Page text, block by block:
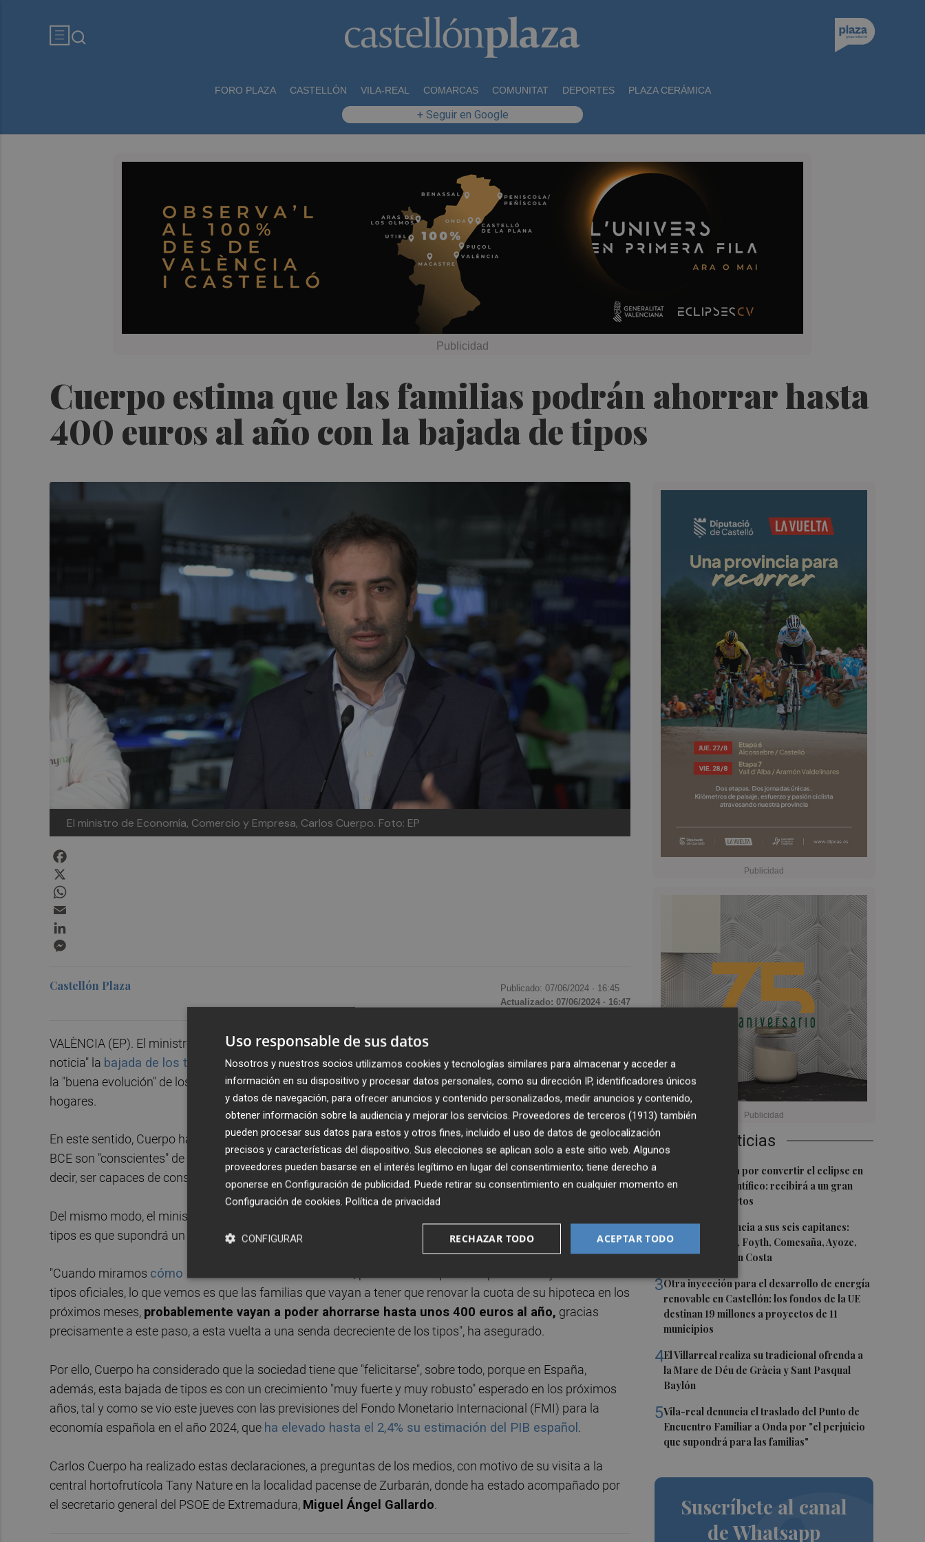
FORO PLAZA CASTELLÓN VILA-REAL COMARCAS COMUNITAT DEPORTES PLAZA CERÁMICA
+ Seguir en Google
Cuerpo estima que las familias podrán ahorrar hasta
400 euros al año con la bajada de tipos
El ministro de Economía, Comercio y Empresa, Carlos Cuerpo. Foto: EP
Últimas Noticias
1
Castelló apuesta por convertir el eclipse en
un referente científico: recibirá a un gran
equipo de expertos
2El Villarreal anuncia a sus seis capitanes:
Gerard Moreno, Foyth, Comesaña, Ayoze,
Cardona y Logan Costa
3Otra inyección para el desarrollo de energía
renovable en Castellón: los fondos de la UE
destinan 19 millones a proyectos de 11
municipios
4El Villarreal realiza su tradicional ofrenda a
la Mare de Déu de Gràcia y Sant Pasqual
Baylón
5Vila-real denuncia el traslado del Punto de
Encuentro Familiar a Onda por "el perjuicio
que supondrá para las familias"
Suscríbete al canal
de Whatsapp
Castellón Plaza Publicado: 07/06/2024 · 16:45
Actualizado: 07/06/2024 · 16:47
VALÈNCIA (EP). El ministro de Economía, Comercio y Empresa, Carlos Cuerpo
noticia" la bajada de los tipos de interés por parte del Banco Central Europeo (BCE), debido a que refleja
la "buena evolución" de los precios y por el "alivio directo" que supondrá para el bolsillo de las empresas y
hogares.
En este sentido, Cuerpo ha asegurado que la bajada de los tipos por primera vez desde 2019 refleja que en el
BCE son "conscientes" de que los precios se están moderando y que van en línea con lo que "esperaban". "Es
decir, ser capaces de conseguir ese 2% como objetivo en el año 2025", ha dicho.
Del mismo modo, el ministro ha subrayado que la segunda parte de la "buena noticia" de la bajada de los
tipos es que supondrá un "alivio directo" para el bolsillo de las empresas y de los hogares.
"Cuando miramos cómo está evolucionando el Euribor
tipos oficiales, lo que vemos es que las familias que vayan a tener que renovar la cuota de su hipoteca en los
próximos meses, probablemente vayan a poder ahorrarse hasta unos 400 euros al año, gracias
precisamente a este paso, a esta vuelta a una senda decreciente de los tipos", ha asegurado.
Por ello, Cuerpo ha considerado que la sociedad tiene que "felicitarse", sobre todo, porque en España,
además, esta bajada de tipos es con un crecimiento "muy fuerte y muy robusto" esperado en los próximos
años, tal y como se vio este jueves con las previsiones del Fondo Monetario Internacional (FMI) para la
economía española en el año 2024, que ha elevado hasta el 2,4% su estimación del PIB español .
Carlos Cuerpo ha realizado estas declaraciones, a preguntas de los medios, con motivo de su visita a la
central hortofrutícola Tany Nature en la localidad pacense de Zurbarán, donde ha estado acompañado por
el secretario general del PSOE de Extremadura, Miguel Ángel Gallardo.
Uso responsable de sus datos
Nosotros y nuestros socios utilizamos cookies y tecnologías similares para almacenar y acceder a
información en su dispositivo y procesar datos personales, como su dirección IP, identificadores únicos
y datos de navegación, para ofrecer anuncios y contenido personalizados, medir anuncios y contenido,
obtener información sobre la audiencia y mejorar los servicios. Proveedores de terceros (1913) también
pueden procesar sus datos para estos y otros fines, incluido el uso de datos de geolocalización
precisos y características del dispositivo. Sus elecciones se aplican solo a este sitio web. Algunos
proveedores pueden basarse en el interés legítimo en lugar del consentimiento; tiene derecho a
oponerse en Configuración de publicidad. Puede retirar su consentimiento en cualquier momento en
Configuración de cookies. Política de privacidad
ACEPTAR TODO
RECHAZAR TODO
CONFIGURAR